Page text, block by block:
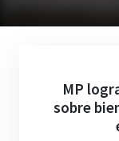
MP
sobre